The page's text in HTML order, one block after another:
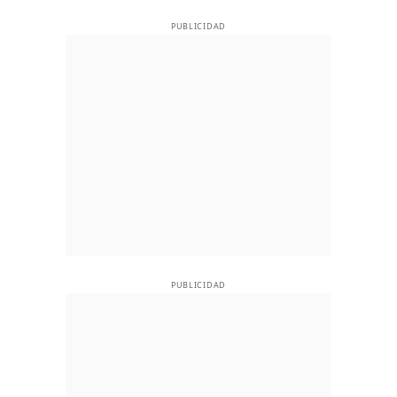
PUBLICIDAD
PUBLICIDAD